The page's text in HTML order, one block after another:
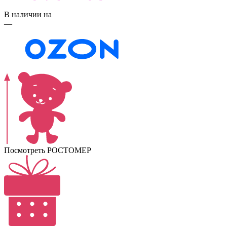
В наличии на
—
Посмотреть РОСТОМЕР